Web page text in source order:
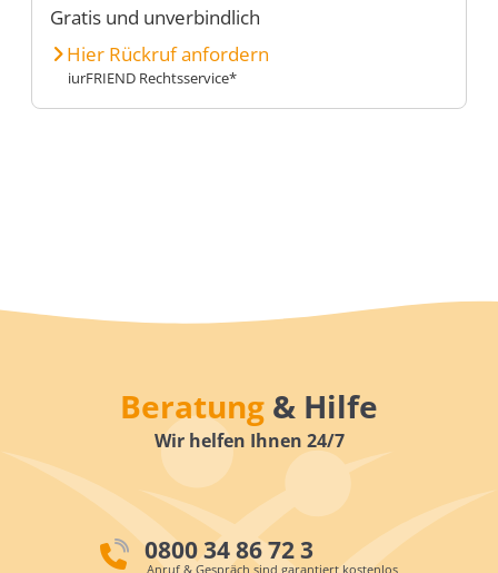
Gratis und unverbindlich
Hier Rückruf anfordern
iurFRIEND Rechtsservice*
Beratung & Hilfe
Wir helfen Ihnen 24/7
0800 34 86 72 3
Anruf & Gespräch sind garantiert kostenlos